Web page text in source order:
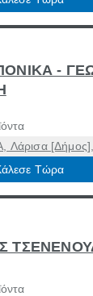
-
Λάρισα
Τώρα